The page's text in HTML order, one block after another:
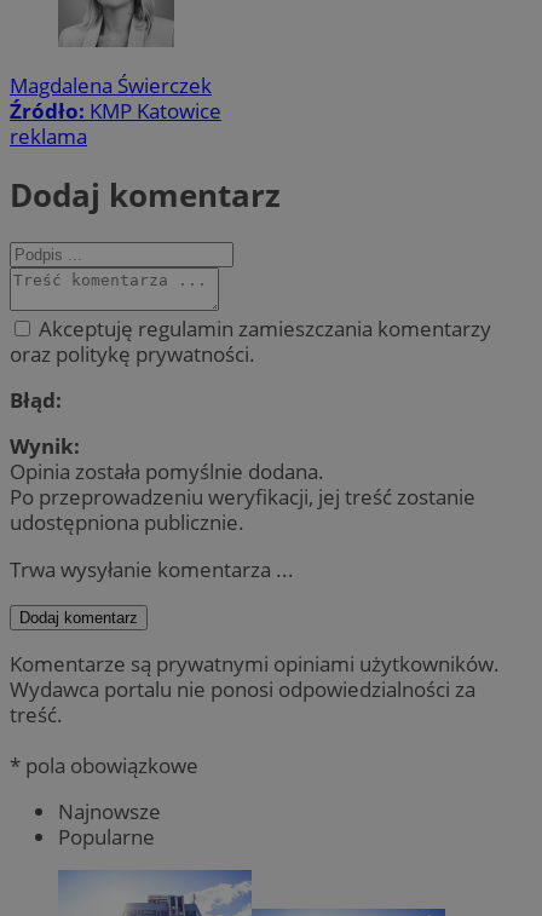
Magdalena Świerczek
Źródło: KMP Katowice
reklama
Dodaj komentarz
Akceptuję regulamin zamieszczania komentarzy
oraz politykę prywatności.
Błąd:
Wynik:
Opinia została pomyślnie dodana.
Po przeprowadzeniu weryfikacji, jej treść zostanie
udostępniona publicznie.
Trwa wysyłanie komentarza ...
Dodaj komentarz
Komentarze są prywatnymi opiniami użytkowników.
Wydawca portalu nie ponosi odpowiedzialności za
treść.
* pola obowiązkowe
Najnowsze
Popularne